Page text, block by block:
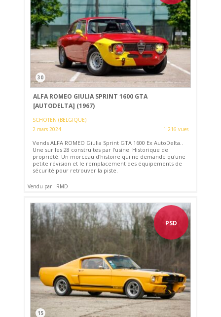
30
ALFA ROMEO GIULIA SPRINT 1600 GTA
[AUTODELTA] (1967)
SCHOTEN (BELGIQUE)
2 mars 2024
1 216 vues
Vends ALFA ROMEO Giulia Sprint GTA 1600 Ex AutoDelta..
Une sur les 28 construites par l'usine. Historique de
propriété. Un morceau d'histoire qui ne demande qu'une
petite révision et le remplacement des équipements de
sécurité pour retrouver la piste.
Vendu par : RMD
PSD
15